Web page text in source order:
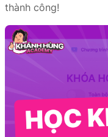
thành công!